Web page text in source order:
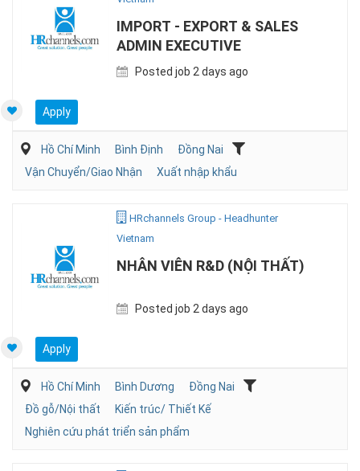
IMPORT - EXPORT & SALES
ADMIN EXECUTIVE
Posted job 2 days ago
Apply
Hồ Chí Minh Bình Định
Đồng Nai
Vận Chuyển/Giao Nhận
Xuất nhập khẩu
HRchannels Group - Headhunter
Vietnam
NHÂN VIÊN R&D (NỘI THẤT)
Posted job 2 days ago
Apply
Hồ Chí Minh Bình Dương
Đồng Nai
Đồ gỗ/Nội thất
Kiến trúc/ Thiết Kế
Nghiên cứu phát triển sản phẩm